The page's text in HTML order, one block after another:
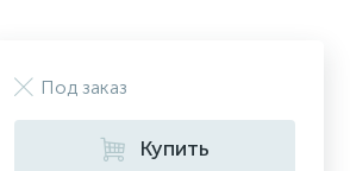
Под заказ
Купить